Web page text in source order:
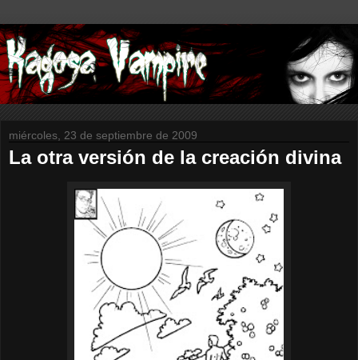
miércoles, 23 de septiembre de 2009
La otra versión de la creación divina